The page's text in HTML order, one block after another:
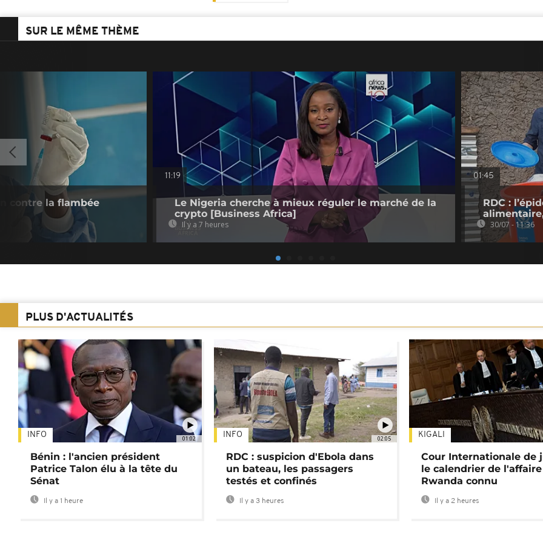
SUR LE MÊME THÈME
contre la flambée
11:19
Le Nigeria cherche à mieux réguler le marché de la
crypto [Business Africa]
Il y a 7 heures
01:45
RDC :
30/07 - 11:36
PLUS D'ACTUALITÉS
01:02
INFO
Bénin : l'ancien président
Patrice Talon élu à la tête du
Sénat
Il y a 1 heure
02:05
INFO
RDC : suspicion d'Ebola dans
un bateau, les passagers
testés et confinés
Il y a 3 heures
KIGALI
Cour Internationale de
le calendrier de l'affaire
Rwanda connu
Il y a 2 heures